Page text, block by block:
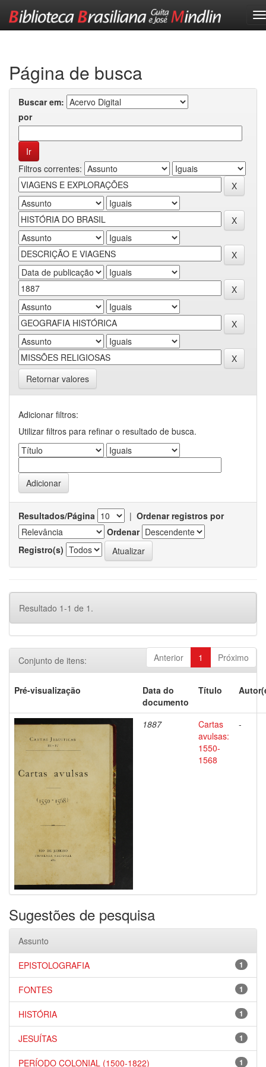
Página de busca
Buscar em:
por
Filtros correntes:
Retornar valores
Adicionar filtros:
Utilizar filtros para refinar o resultado de busca.
Resultados/Página | Ordenar registros por
Ordenar
Registro(s)
Resultado 1-1 de 1.
Anterior 1 Próximo
Conjunto de itens:
Pré-visualização
Data do
documento
Título
1887
Cartas
avulsas:
1550-
1568
-
Sugestões de pesquisa
Assunto
1
EPISTOLOGRAFIA
1
FONTES
1
HISTÓRIA
1
JESUÍTAS
1
PERÍODO COLONIAL (1500-1822)